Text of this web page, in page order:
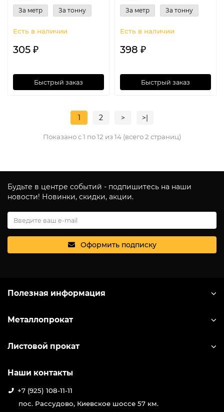
За метр За тонну
Есть в наличии
305 ₽
Быстрый заказ
За метр За тонну
Есть в наличии
398 ₽
Быстрый заказ
1 2 > >|
Показано с 1 по 12 из 14 (всего 2 страниц)
Будьте в центре событий - подпишитесь на наши
новости! Новинки, скидки, акции.
Оформить подписку
Полезная информация
Металлопрокат
Листовой прокат
Наши контакты
+7 (925) 108-11-11
пос. Рассудово, Киевское шоссе 57 км.